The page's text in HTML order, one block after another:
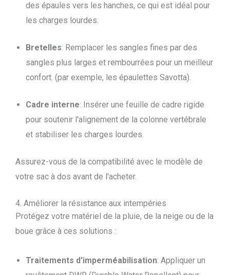
des épaules vers les hanches, ce qui est idéal pour
les charges lourdes.
Bretelles: Remplacer les sangles fines par des
sangles plus larges et rembourrées pour un meilleur
confort. (par exemple, les épaulettes Savotta).
Cadre interne: Insérer une feuille de cadre rigide
pour soutenir l'alignement de la colonne vertébrale
et stabiliser les charges lourdes.
Assurez-vous de la compatibilité avec le modèle de
votre sac à dos avant de l'acheter.
4. Améliorer la résistance aux intempéries
Protégez votre matériel de la pluie, de la neige ou de la
boue grâce à ces solutions :
Traitements d'imperméabilisation: Appliquer un